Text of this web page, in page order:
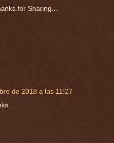
for Sharing...
de 2018 a las 11:27